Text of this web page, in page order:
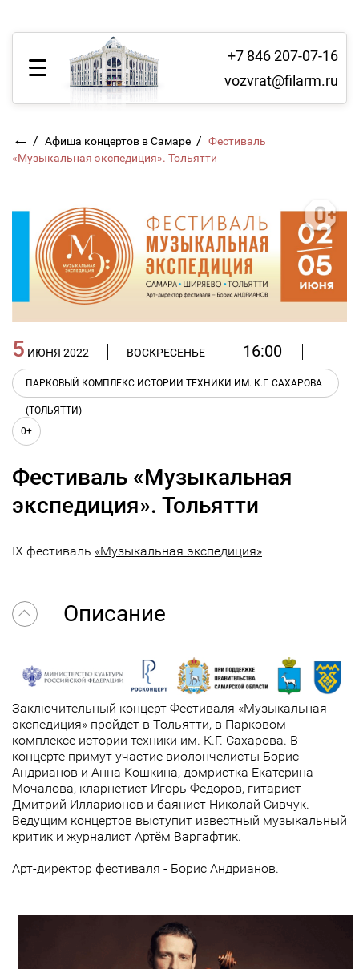
+7 846 207-07-16
vozvrat@filarm.ru
← / Афиша концертов в Самаре / Фестиваль
«Музыкальная экспедиция». Тольятти
5 ИЮНЯ 2022 ВОСКРЕСЕНЬЕ 16:00
ПАРКОВЫЙ КОМПЛЕКС ИСТОРИИ ТЕХНИКИ ИМ. К.Г. САХАРОВА
(ТОЛЬЯТТИ)
0+
Фестиваль «Музыкальная
экспедиция». Тольятти
IX фестиваль «Музыкальная экспедиция»
Описание
Заключительный концерт Фестиваля «Музыкальная
экспедиция» пройдет в Тольятти, в Парковом
комплексе истории техники им. К.Г. Сахарова. В
концерте примут участие виолончелисты Борис
Андрианов и Анна Кошкина, домристка Екатерина
Мочалова, кларнетист Игорь Федоров, гитарист
Дмитрий Илларионов и баянист Николай Сивчук.
Ведущим концертов выступит известный музыкальный
критик и журналист Артём Варгафтик.
Арт-директор фестиваля - Борис Андрианов.